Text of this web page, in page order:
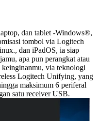
dan tablet -Windows®,
tombol via Logitech
dan iPadOS, ia siap
apa pun perangkat atau
keinginanmu, via teknologi
Logitech Unifying, yang
maksimum 6 periferal
satu receiver USB.